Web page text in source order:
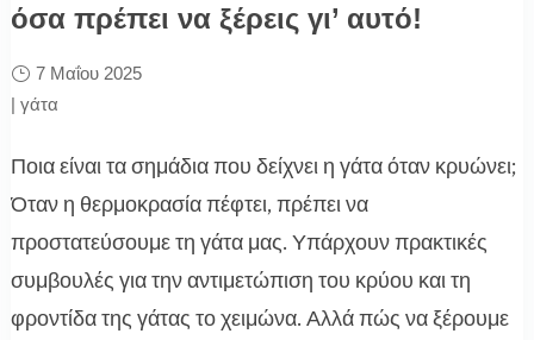
όσα πρέπει να ξέρεις γι’ αυτό!
7 Μαΐου 2025
| γάτα
Ποια είναι τα σημάδια που δείχνει η γάτα όταν κρυώνει;
Όταν η θερμοκρασία πέφτει, πρέπει να
προστατεύσουμε τη γάτα μας. Υπάρχουν πρακτικές
συμβουλές για την αντιμετώπιση του κρύου και τη
φροντίδα της γάτας το χειμώνα. Αλλά πώς να ξέρουμε